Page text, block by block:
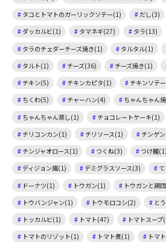
タコとトマトのガーリックソテー(1)
だし(3)
ダッカルビ(1)
タマネギ(27)
タラ(13)
タラのチェダーチーズ焼き(1)
タルタル(1)
タルト(1)
チーズ(36) チーズ焼き(1)
チキン(5)
チキンカピタ(1) チキンソテ
ちくわ(5)
チャーハン(4)
ちゃんちゃん
ちゃんちゃん蒸し(1)
チョコレートケーキ(1)
チリコンカン(1)
チリソース(1)
チンゲ
チンジャオロース(1)
つくね(3) つけ麺(1)
ディジョン風(1)
デミグラスソース(3)
ドーナツ(1)
トウガン(1)
トウガンと鶏
トウバンジャン(1)
トウモロコシ(2)
と
トッカルビ(1)
トマト(47) トマトスープ
トマトのリゾット(1)
トマト煮(1) トマ